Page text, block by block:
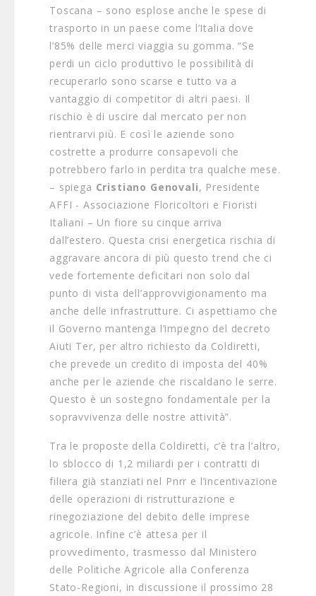
Toscana – sono esplose anche le spese di
trasporto in un paese come l’Italia dove
l’85% delle merci viaggia su gomma. “Se
perdi un ciclo produttivo le possibilità di
recuperarlo sono scarse e tutto va a
vantaggio di competitor di altri paesi. Il
rischio è di uscire dal mercato per non
rientrarvi più. E così le aziende sono
costrette a produrre consapevoli che
potrebbero farlo in perdita tra qualche mese.
– spiega Cristiano Genovali, Presidente
AFFI - Associazione Floricoltori e Fioristi
Italiani – Un fiore su cinque arriva
dall’estero. Questa crisi energetica rischia di
aggravare ancora di più questo trend che ci
vede fortemente deficitari non solo dal
punto di vista dell’approvvigionamento ma
anche delle infrastrutture. Ci aspettiamo che
il Governo mantenga l’impegno del decreto
Aiuti Ter, per altro richiesto da Coldiretti,
che prevede un credito di imposta del 40%
anche per le aziende che riscaldano le serre.
Questo è un sostegno fondamentale per la
sopravvivenza delle nostre attività”.
Tra le proposte della Coldiretti, c’è tra l’altro,
lo sblocco di 1,2 miliardi per i contratti di
filiera già stanziati nel Pnrr e l’incentivazione
delle operazioni di ristrutturazione e
rinegoziazione del debito delle imprese
agricole. Infine c’è attesa per il
provvedimento, trasmesso dal Ministero
delle Politiche Agricole alla Conferenza
Stato-Regioni, in discussione il prossimo 28